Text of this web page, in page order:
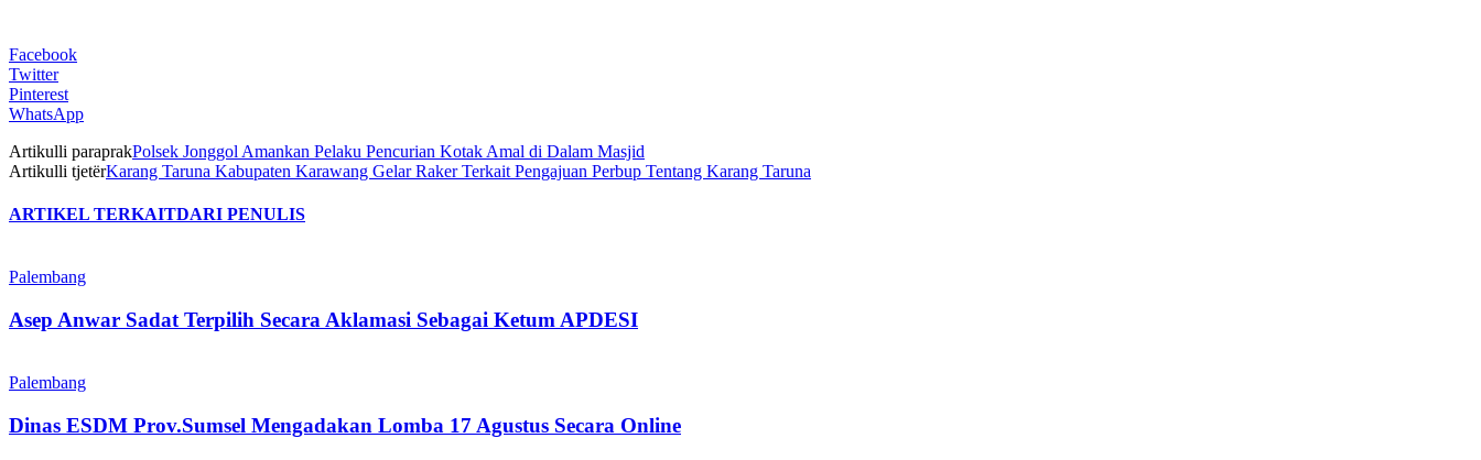
Facebook
Twitter
Pinterest
WhatsApp
Artikulli paraprakPolsek Jonggol Amankan Pelaku Pencurian Kotak Amal di Dalam Masjid
Artikulli tjetërKarang Taruna Kabupaten Karawang Gelar Raker Terkait Pengajuan Perbup Tentang Karang Taruna
ARTIKEL TERKAITDARI PENULIS
Palembang
Asep Anwar Sadat Terpilih Secara Aklamasi Sebagai Ketum APDESI
Palembang
Dinas ESDM Prov.Sumsel Mengadakan Lomba 17 Agustus Secara Online